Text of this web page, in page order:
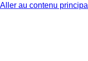
Aller au contenu principal